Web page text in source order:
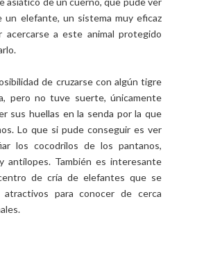
un elefante, un sistema muy eficaz
acercarse a este animal protegido
de cruzarse con algún tigre
pero no tuve suerte, únicamente
sus huellas en la senda por la que
Lo que si pude conseguir es ver
los cocodrilos de los pantanos,
antílopes. También es interesante
de cría de elefantes que se
atractivos para conocer de cerca